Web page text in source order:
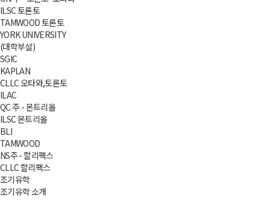
ILSC 토론토
TAMWOOD 토론토
YORK UNIVERSITY
(대학부설)
SGIC
KAPLAN
CLLC 오타와,토론토
ILAC
QC 주 - 몬트리올
ILSC 몬트리올
BLI
TAMWOOD
NS주 - 할리팩스
CLLC 할리팩스
조기유학
조기유학 소개